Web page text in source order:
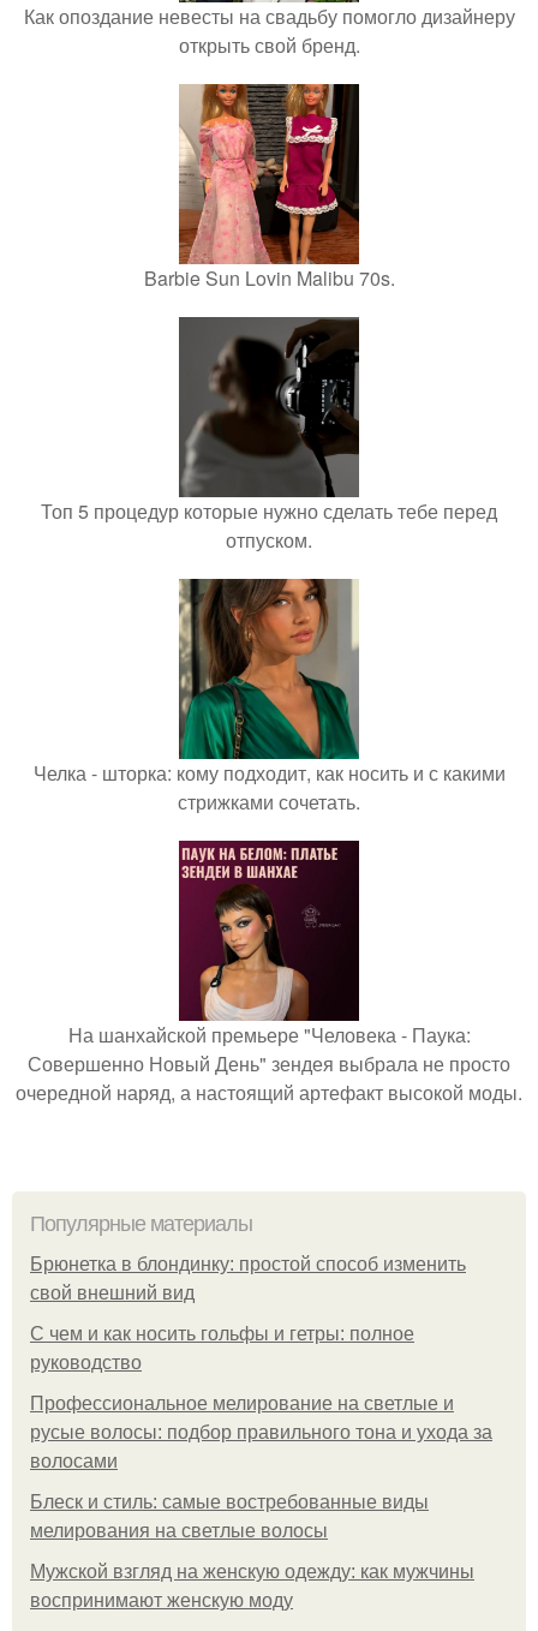
Как опоздание невесты на свадьбу помогло дизайнеру
открыть свой бренд.
Barbie Sun Lovin Malibu 70s.
Топ 5 процедур которые нужно сделать тебе перед
отпуском.
Челка - шторка: кому подходит, как носить и с какими
стрижками сочетать.
На шанхайской премьере "Человека - Паука:
Совершенно Новый День" зендея выбрала не просто
очередной наряд, а настоящий артефакт высокой моды.
Популярные материалы
Брюнетка в блондинку: простой способ изменить
свой внешний вид
С чем и как носить гольфы и гетры: полное
руководство
Профессиональное мелирование на светлые и
русые волосы: подбор правильного тона и ухода за
волосами
Блеск и стиль: самые востребованные виды
мелирования на светлые волосы
Мужской взгляд на женскую одежду: как мужчины
воспринимают женскую моду